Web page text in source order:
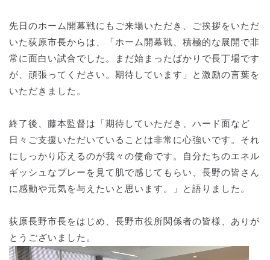
先日のホーム開幕戦にもご来場いただき、ご挨拶をいただ
いた荻原市長からは、「ホーム開幕戦、積極的な展開で非
常に面白い試合でした。まだ始まったばかりで長丁場です
が、頑張ってください。期待しています」と激励の言葉を
いただきました。
終了後、藤本監督は「期待していただき、ハード面など
日々ご支援いただいていることは非常に心強いです。それ
にしっかり応えるのが我々の使命です。自分たちのエネル
ギッシュなプレーを見て肌で感じてもらい、長野の皆さん
に感動や元気を与えたいと思います。」と語りました。
荻原長野市長をはじめ、長野市役所関係者の皆様、ありが
とうございました。